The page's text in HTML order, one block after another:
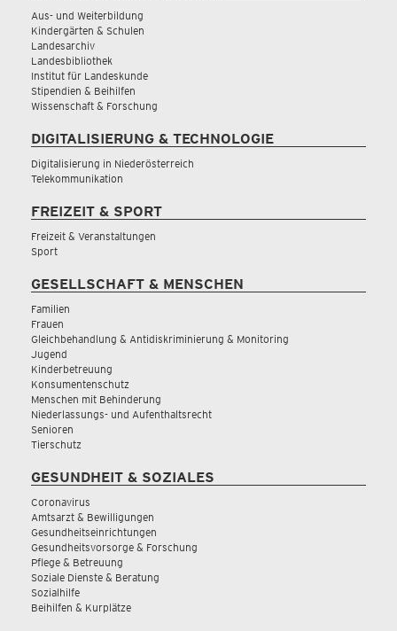
Aus- und Weiterbildung
Kindergärten & Schulen
Landesarchiv
Landesbibliothek
Institut für Landeskunde
Stipendien & Beihilfen
Wissenschaft & Forschung
DIGITALISIERUNG & TECHNOLOGIE
Digitalisierung in Niederösterreich
Telekommunikation
FREIZEIT & SPORT
Freizeit & Veranstaltungen
Sport
GESELLSCHAFT & MENSCHEN
Familien
Frauen
Gleichbehandlung & Antidiskriminierung & Monitoring
Jugend
Kinderbetreuung
Konsumentenschutz
Menschen mit Behinderung
Niederlassungs- und Aufenthaltsrecht
Senioren
Tierschutz
GESUNDHEIT & SOZIALES
Coronavirus
Amtsarzt & Bewilligungen
Gesundheitseinrichtungen
Gesundheitsvorsorge & Forschung
Pflege & Betreuung
Soziale Dienste & Beratung
Sozialhilfe
Beihilfen & Kurplätze